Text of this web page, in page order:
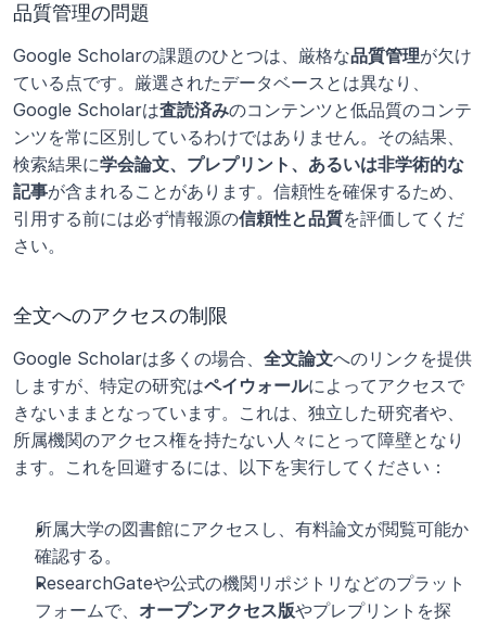
品質管理の問題
Google Scholarの課題のひとつは、厳格な品質管理が欠け
ている点です。厳選されたデータベースとは異なり、
Google Scholarは査読済みのコンテンツと低品質のコンテ
ンツを常に区別しているわけではありません。その結果、
検索結果に学会論文、プレプリント、あるいは非学術的な
記事が含まれることがあります。信頼性を確保するため、
引用する前には必ず情報源の信頼性と品質を評価してくだ
さい。
全文へのアクセスの制限
Google Scholarは多くの場合、 全文論文へのリンクを提供
しますが、特定の研究はペイウォールによってアクセスで
きないままとなっています。これは、独立した研究者や、
所属機関のアクセス権を持たない人々にとって障壁となり
ます。これを回避するには、以下を実行してください：
所属大学の図書館にアクセスし、有料論文が閲覧可能か
確認する。
ResearchGateや公式の機関リポジトリなどのプラット
フォームで、 オープンアクセス版やプレプリントを探